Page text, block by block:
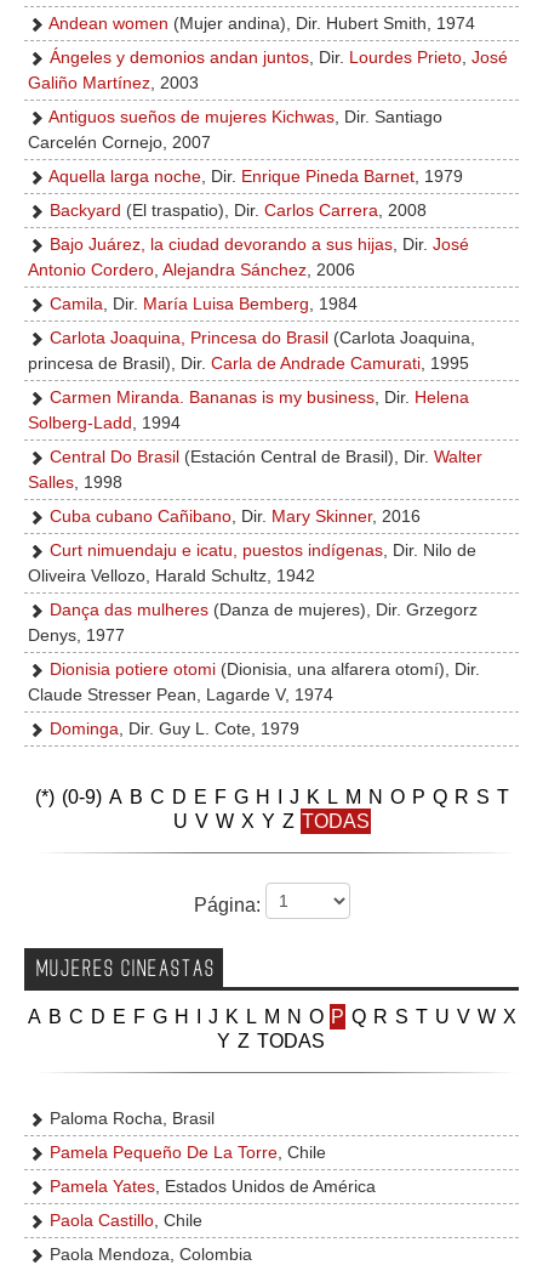
Andean women (Mujer andina), Dir. Hubert Smith, 1974
Ángeles y demonios andan juntos , Dir. Lourdes Prieto José
Galiño Martínez , 2003
Antiguos sueños de mujeres Kichwas , Dir. Santiago
Carcelén Cornejo, 2007
Aquella larga noche , Dir. Enrique Pineda Barnet , 1979
Backyard (El traspatio), Dir. Carlos Carrera , 2008
Bajo Juárez, la ciudad devorando a sus hijas , Dir. José
Antonio Cordero Alejandra Sánchez , 2006
Camila , Dir. María Luisa Bemberg , 1984
Carlota Joaquina, Princesa do Brasil (Carlota Joaquina,
princesa de Brasil), Dir. Carla de Andrade Camurati , 1995
Carmen Miranda. Bananas is my business , Dir. Helena
Solberg-Ladd
, 1994
Central Do Brasil (Estación Central de Brasil), Dir. Walter
Salles , 1998
Cuba cubano Cañibano , Dir. Mary Skinner, 2016
Curt nimuendaju e icatu, puestos indígenas , Dir. Nilo de
Oliveira Vellozo, Harald Schultz, 1942
Dança das mulheres (Danza de mujeres), Dir. Grzegorz
Denys, 1977
Dionisia potiere otomi (Dionisia, una alfarera otomí), Dir.
Claude Stresser Pean, Lagarde V, 1974
Dominga , Dir. Guy L. Cote, 1979
(*) (0-9) A B C D E F G H J K L M N O P Q R S T
U V W X Y Z TODAS
Página:
MUJERES CINEASTAS
A B C D E F G H J K L M N O P Q R S T U V W X
Y Z TODAS
Paloma Rocha, Brasil
Pamela Pequeño De La Torre , Chile
Pamela Yates , Estados Unidos de América
Paola Castillo , Chile
Paola Mendoza, Colombia